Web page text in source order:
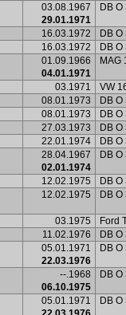
03.08.1967
29.01.1971
DB O
16.03.1972
DB O
16.03.1972
DB O
01.09.1966
04.01.1971
MAG
03.1971
VW
08.01.1973
DB O
08.01.1973
DB O
27.03.1973
DB
22.01.1974
DB O
28.04.1967
02.01.1974
DB O
12.02.1975
DB O
12.02.1975 DB O
03.1975 Ford
11.02.1976
DB O
05.01.1971
22.03.1976
DB O
--.1968
06.10.1975
DB
05.01.1971
DB O